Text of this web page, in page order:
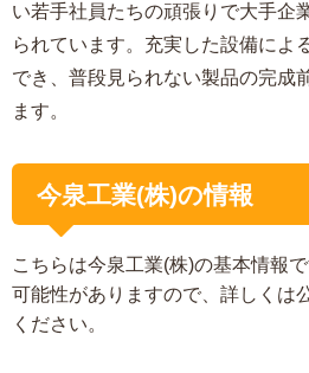
い若手社員たちの頑張りで大手企
られています。充実した設備によ
でき、普段見られない製品の完成
ます。
今泉工業(株)の情報
こちらは今泉工業(株)の基本情報
可能性がありますので、詳しくは
ください。